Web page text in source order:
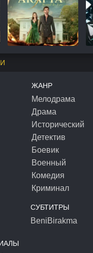
ЖАНР
Мелодрама
Драма
Исторический
Детектив
Боевик
Военный
Комедия
Криминал
СУБТИТРЫ
BeniBirakma